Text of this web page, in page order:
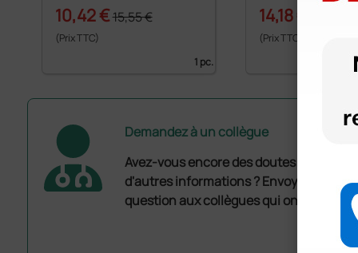
10,42 €15,55 €
(Prix TTC)
1 pc.
14,18 €
(Prix TTC)
Demandez à un collègue
Avez-vous encore des doutes ? Avez-
d'autres informations ? Envoyez
question aux collègues qui ont déjà